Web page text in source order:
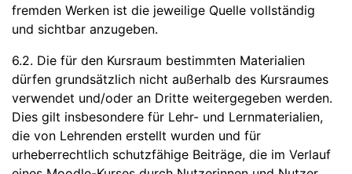
fremden Werken ist die jeweilige Quelle vollständig
und sichtbar anzugeben.
6.2. Die für den Kursraum bestimmten Materialien
dürfen grundsätzlich nicht außerhalb des Kursraumes
verwendet und/oder an Dritte weitergegeben werden.
Dies gilt insbesondere für Lehr- und Lernmaterialien,
die von Lehrenden erstellt wurden und für
urheberrechtlich schutzfähige Beiträge, die im Verlauf